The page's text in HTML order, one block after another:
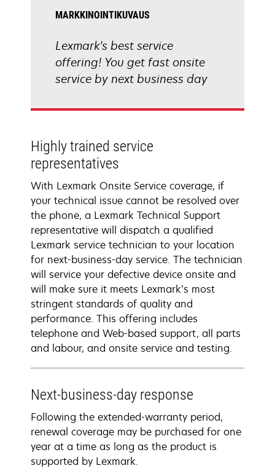
MARKKINOINTIKUVAUS
Lexmark's best service
offering! You get fast onsite
service by next business day
Highly trained service
representatives
With Lexmark Onsite Service coverage, if
your technical issue cannot be resolved over
the phone, a Lexmark Technical Support
representative will dispatch a qualified
Lexmark service technician to your location
for next-business-day service. The technician
will service your defective device onsite and
will make sure it meets Lexmark’s most
stringent standards of quality and
performance. This offering includes
telephone and Web-based support, all parts
and labour, and onsite service and testing.
Next-business-day response
Following the extended-warranty period,
renewal coverage may be purchased for one
year at a time as long as the product is
supported by Lexmark.